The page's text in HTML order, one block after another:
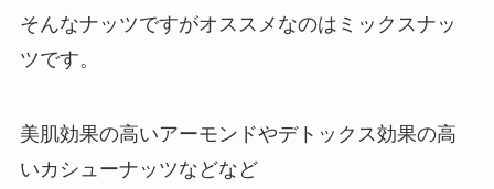
そんなナッツですがオススメなのはミックスナッ
ツです。
美肌効果の高いアーモンドやデトックス効果の高
いカシューナッツなどなど